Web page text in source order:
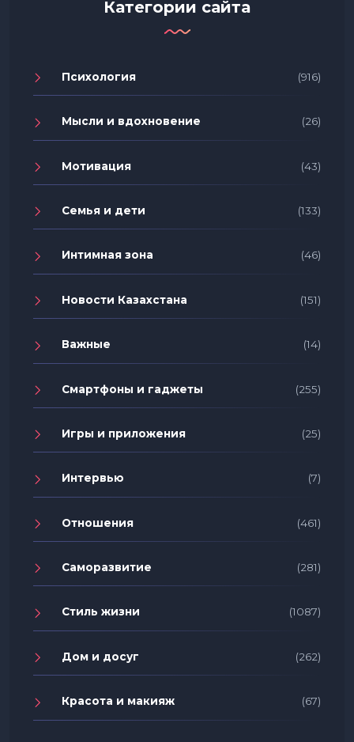
Категории сайта
Психология (916)
Мысли и вдохновение (26)
Мотивация (43)
Семья и дети (133)
Интимная зона (46)
Новости Казахстана (151)
Важные (14)
Смартфоны и гаджеты (255)
Игры и приложения (25)
Интервью (7)
Отношения (461)
Саморазвитие (281)
Стиль жизни (1087)
Дом и досуг (262)
Красота и макияж (67)